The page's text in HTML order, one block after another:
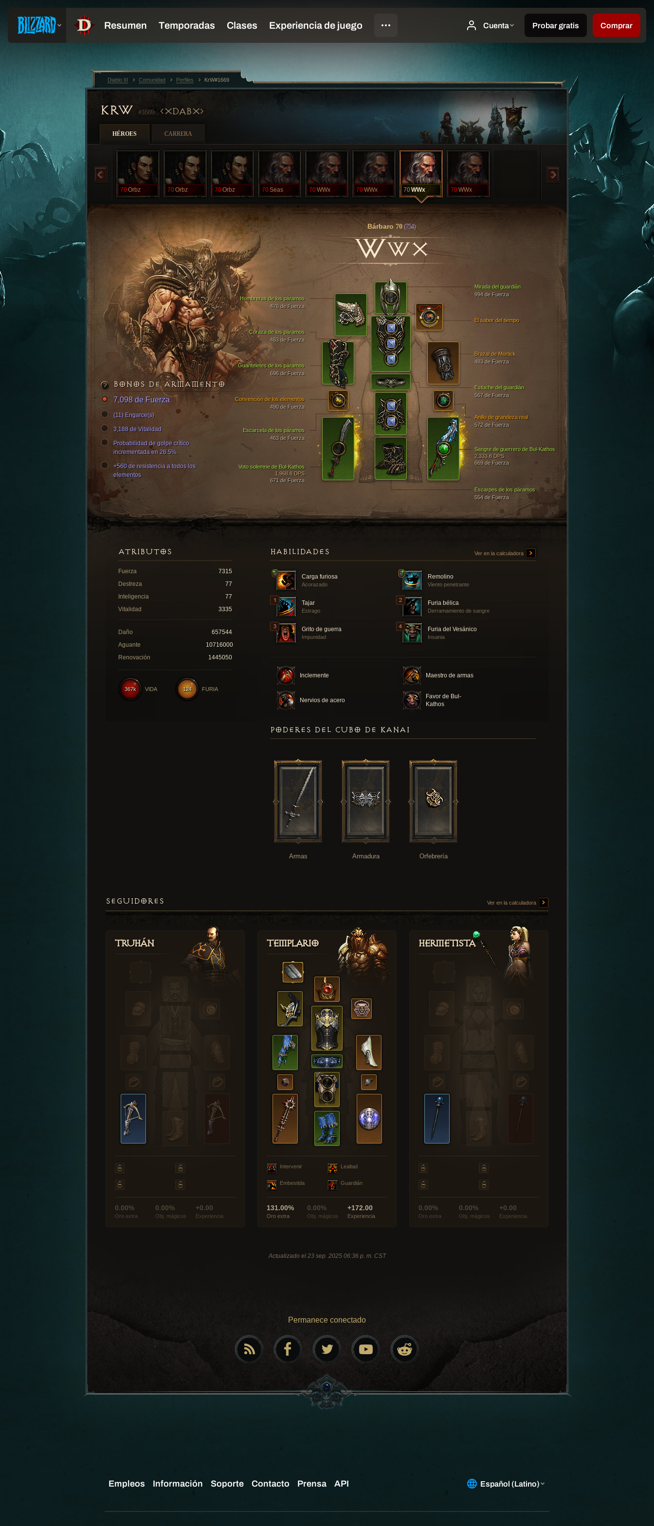
KRW #1669 XDABX
HÉROES CARRERA
70Orbz 70Orbz 70Orbz 70Seas 70WWx 70WWx 70WWx 70WWx
Bárbaro 70 (754)
WWX
Mirada del guardián
994 de Fuerza
Coraza de los páramos
463 de Fuerza
Escarpes de los páramos
554 de Fuerza
Guanteletes de los páramos
696 de Fuerza
Hombreras de los páramos
476 de Fuerza
Escarcela de los páramos
463 de Fuerza
Brazal de Mortick
483 de Fuerza
Voto solemne de Bul-Kathos
1,968.8 DPS
671 de Fuerza
Sangre de guerrero de Bul-Kathos
2,333.8 DPS
669 de Fuerza
Estuche del guardián
567 de Fuerza
Anillo de grandeza real
572 de Fuerza
Convención de los elementos
490 de Fuerza
El sabor del tiempo
BONOS DE ARMAMENTO
7,098 de Fuerza
(11) Engarce(s)
3,188 de Vitalidad
Probabilidad de golpe crítico
incrementada en 26.5%.
+560 de resistencia a todos los
elementos
HABILIDADES Ver en la calculadora
Carga furiosa
Acorazado
Remolino
Viento penetrante
Tajar
Estrago
Furia bélica
Derramamiento de sangre
Grito de guerra
Impunidad
Furia del Vesánico
Insania
Inclemente Maestro de armas
Nervios de acero
Favor de Bul-
Kathos
ATRIBUTOS
Fuerza
7315
Destreza
77
Inteligencia
77
Vitalidad
3335
Daño
657544
Aguante
10716000
Renovación
1445050
124 FURIA
367k VIDA
PODERES DEL CUBO DE KANAI
Armas Armadura Orfebrería
SEGUIDORES Ver en la calculadora
Truhán
0.00%
Oro extra
0.00%
Obj. mágicos
+0.00
Experiencia
Templario
Intervenir Lealtad
Embestida Guardián
131.00%
Oro extra
0.00%
Obj. mágicos
+172.00
Experiencia
Hermetista
0.00%
Oro extra
0.00%
Obj. mágicos
+0.00
Experiencia
Actualizado el 23 sep. 2025 06:36 p. m. CST
Permanece conectado
Diablo III Comunidad Perfiles KrW#1669